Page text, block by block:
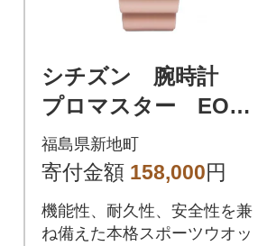
シチズン 腕時計
プロマスター EO20
23-00A
福島県新地町
寄付金額 158,000円
機能性、耐久性、安全性を兼
ね備えた本格スポーツウオッ